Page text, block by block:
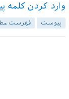
وارد کردن
پیوست‌ فهرست